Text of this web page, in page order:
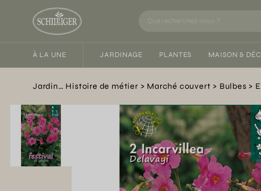
À LA UNE JARDINAGE PLANTES MAISON &
Jardin… Histoire de métier Marché couvert Bulbes